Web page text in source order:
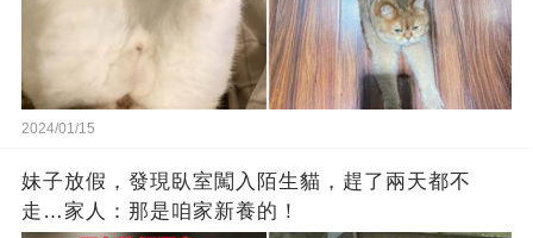
2024/01/15
妹子放假，發現臥室闖入陌生貓，趕了兩天都不
走…家人：那是咱家新養的！